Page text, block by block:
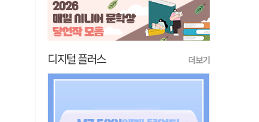
디지털 플러스 더보기